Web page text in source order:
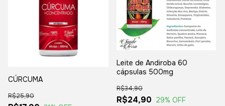
CÚRCUMA
R$25,90
Leite de Andiroba 60
cápsulas 500mg
R$24,90
R$34,90
29% OFF